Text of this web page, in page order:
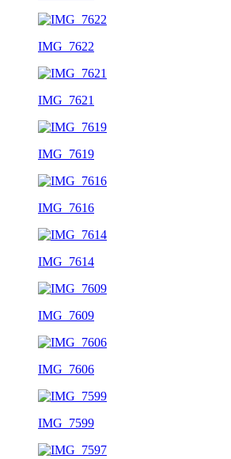
IMG_7622
IMG_7621
IMG_7619
IMG_7616
IMG_7614
IMG_7609
IMG_7606
IMG_7599